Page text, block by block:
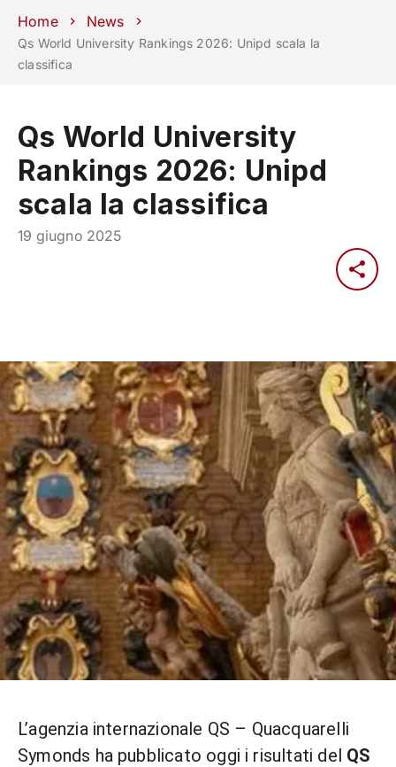
Scuole Dipartimenti
Unipd
stampa
noi
phone mail
IMPRESE E IMPATTO
Home News
Qs World University Rankings 2026: Unipd scala la
classifica
Qs World University
Rankings 2026: Unipd
scala la classifica
19 giugno 2025
L’agenzia internazionale QS – Quacquarelli
Symonds ha pubblicato oggi i risultati del QS